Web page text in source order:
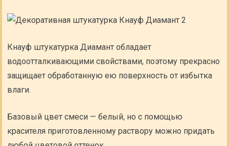
Кнауф штукатурка Диамант обладает
водоотталкивающими свойствами, поэтому прекрасно
защищает обработанную ею поверхность от избытка
влаги.
Базовый цвет смеси — белый, но с помощью
красителя приготовленному раствору можно придать